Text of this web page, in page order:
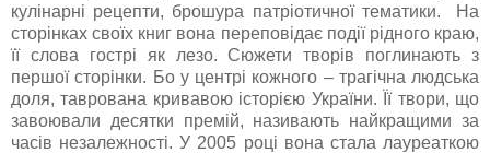
кулінарні рецепти, брошура патріотичної тематики. На
сторінках своїх книг вона переповідає події рідного краю,
її слова гострі як лезо. Сюжети творів поглинають з
першої сторінки. Бо у центрі кожного – трагічна людська
доля, таврована кривавою історією України. Її твори, що
завоювали десятки премій, називають найкращими за
часів незалежності. У 2005 році вона стала лауреаткою